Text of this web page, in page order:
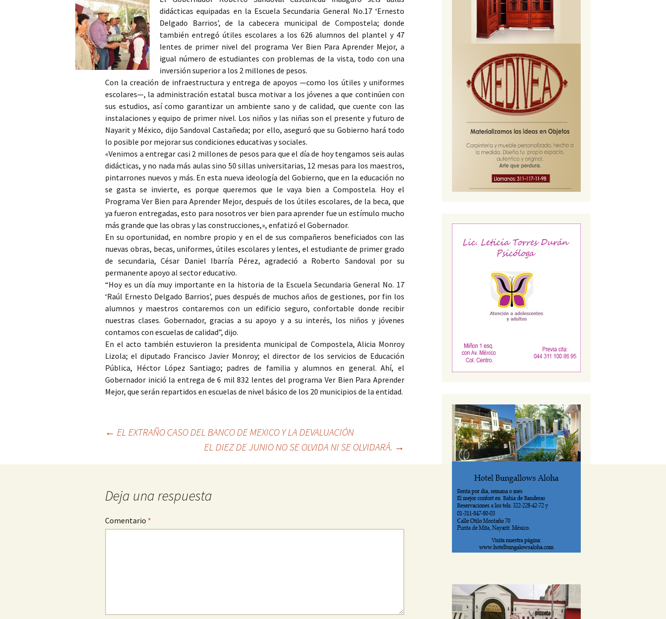
Columna
Opinión
didácticas equipadas en la Escuela Secundaria General No.17 ‘Ernesto
Delgado Barrios’, de la cabecera municipal de Compostela; donde
también entregó útiles escolares a los 626 alumnos del plantel y 47
lentes de primer nivel del programa Ver Bien Para Aprender Mejor, a
igual número de estudiantes con problemas de la vista, todo con una
inversión superior a los 2 millones de pesos.
Con la creación de infraestructura y entrega de apoyos —como los útiles y uniformes
escolares—, la administración estatal busca motivar a los jóvenes a que continúen con
sus estudios, así como garantizar un ambiente sano y de calidad, que cuente con las
instalaciones y equipo de primer nivel. Los niños y las niñas son el presente y futuro de
Nayarit y México, dijo Sandoval Castañeda; por ello, aseguró que su Gobierno hará todo
lo posible por mejorar sus condiciones educativas y sociales.
«Venimos a entregar casi 2 millones de pesos para que el día de hoy tengamos seis aulas
didácticas, y no nada más aulas sino 50 sillas universitarias, 12 mesas para los maestros,
pintarrones nuevos y más. En esta nueva ideología del Gobierno, que en la educación no
se gasta se invierte, es porque queremos que le vaya bien a Compostela. Hoy el
Programa Ver Bien para Aprender Mejor, después de los útiles escolares, de la beca, que
ya fueron entregadas, esto para nosotros ver bien para aprender fue un estímulo mucho
más grande que las obras y las construcciones,», enfatizó el Gobernador.
En su oportunidad, en nombre propio y en el de sus compañeros beneficiados con las
nuevas obras, becas, uniformes, útiles escolares y lentes, el estudiante de primer grado
de secundaria, César Daniel Ibarría Pérez, agradeció a Roberto Sandoval por su
permanente apoyo al sector educativo.
“Hoy es un día muy importante en la historia de la Escuela Secundaria General No. 17
‘Raúl Ernesto Delgado Barrios’, pues después de muchos años de gestiones, por fin los
alumnos y maestros contaremos con un edificio seguro, confortable donde recibir
nuestras clases. Gobernador, gracias a su apoyo y a su interés, los niños y jóvenes
contamos con escuelas de calidad”, dijo.
En el acto también estuvieron la presidenta municipal de Compostela, Alicia Monroy
Lizola; el diputado Francisco Javier Monroy; el director de los servicios de Educación
Pública, Héctor López Santiago; padres de familia y alumnos en general. Ahí, el
Gobernador inició la entrega de 6 mil 832 lentes del programa Ver Bien Para Aprender
Mejor, que serán repartidos en escuelas de nivel básico de los 20 municipios de la entidad.
← EL EXTRAÑO CASO DEL BANCO DE MEXICO Y LA DEVALUACIÓN
EL DIEZ DE JUNIO NO SE OLVIDA NI SE OLVIDARÁ. →
Deja una respuesta
Comentario *